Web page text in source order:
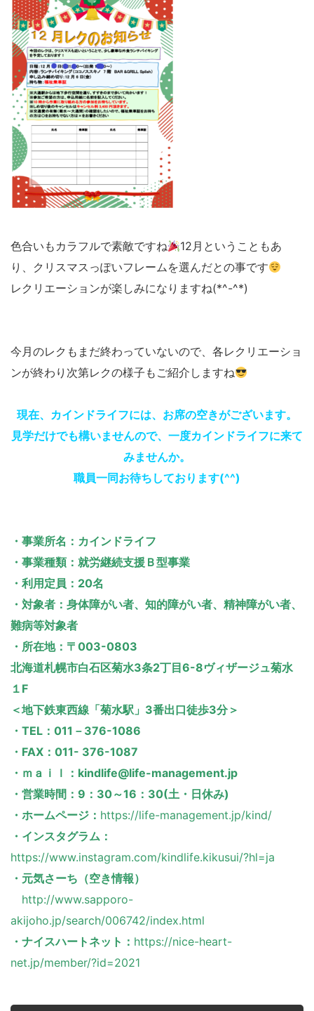
色合いもカラフルで素敵ですね
12月ということもあ
り、クリスマスっぽいフレームを選んだとの事です
レクリエーションが楽しみになりますね(*^-^*)
今月のレクもまだ終わっていないので、各レクリエーショ
ンが終わり次第レクの様子もご紹介しますね
現在、カインドライフには、お席の空きがございます。
見学だけでも構いませんので、一度カインドライフに来て
みませんか。
職員一同お待ちしております(^^)
・事業所名：カインドライフ
・事業種類：就労継続支援Ｂ型事業
・利用定員：20名
・対象者：身体障がい者、知的障がい者、精神障がい者、
難病等対象者
・所在地：〒003-0803
北海道札幌市白石区菊水3条2丁目6-8ヴィザージュ菊水
１F
＜地下鉄東西線「菊水駅」3番出口徒歩3分＞
・TEL：011－376-1086
・FAX：011- 376-1087
・ｍａｉｌ：kindlife@life-management.jp
・営業時間：9：30～16：30(土・日休み)
・ホームページ： https://life-management.jp/kind/
・インスタグラム：
https://www.instagram.com/kindlife.kikusui/?hl=ja
・元気さーち（空き情報）
http://www.sapporo-
akijoho.jp/search/006742/index.html
・ナイスハートネット： https://nice-heart-
net.jp/member/?id=2021